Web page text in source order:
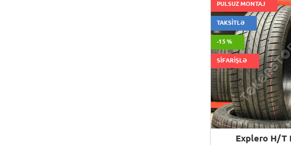
PULSUZ MONTAJ
TAKSİTLƏ
-15 %
SİFARİŞLƏ
Explero H/T